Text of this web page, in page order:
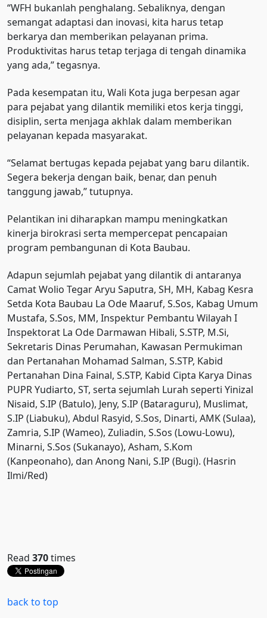
“WFH bukanlah penghalang. Sebaliknya, dengan
semangat adaptasi dan inovasi, kita harus tetap
berkarya dan memberikan pelayanan prima.
Produktivitas harus tetap terjaga di tengah dinamika
yang ada,” tegasnya.
Pada kesempatan itu, Wali Kota juga berpesan agar
para pejabat yang dilantik memiliki etos kerja tinggi,
disiplin, serta menjaga akhlak dalam memberikan
pelayanan kepada masyarakat.
“Selamat bertugas kepada pejabat yang baru dilantik.
Segera bekerja dengan baik, benar, dan penuh
tanggung jawab,” tutupnya.
Pelantikan ini diharapkan mampu meningkatkan
kinerja birokrasi serta mempercepat pencapaian
program pembangunan di Kota Baubau.
Adapun sejumlah pejabat yang dilantik di antaranya
Camat Wolio Tegar Aryu Saputra, SH, MH, Kabag Kesra
Setda Kota Baubau La Ode Maaruf, S.Sos, Kabag Umum
Mustafa, S.Sos, MM, Inspektur Pembantu Wilayah I
Inspektorat La Ode Darmawan Hibali, S.STP, M.Si,
Sekretaris Dinas Perumahan, Kawasan Permukiman
dan Pertanahan Mohamad Salman, S.STP, Kabid
Pertanahan Dina Fainal, S.STP, Kabid Cipta Karya Dinas
PUPR Yudiarto, ST, serta sejumlah Lurah seperti Yinizal
Nisaid, S.IP (Batulo), Jeny, S.IP (Bataraguru), Muslimat,
S.IP (Liabuku), Abdul Rasyid, S.Sos, Dinarti, AMK (Sulaa),
Zamria, S.IP (Wameo), Zuliadin, S.Sos (Lowu-Lowu),
Minarni, S.Sos (Sukanayo), Asham, S.Kom
(Kanpeonaho), dan Anong Nani, S.IP (Bugi). (Hasrin
Ilmi/Red)
Read 370times
back to top